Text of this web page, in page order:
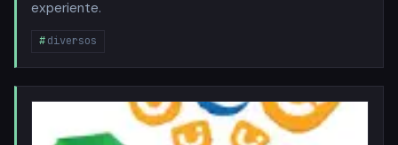
experiente.
diversos